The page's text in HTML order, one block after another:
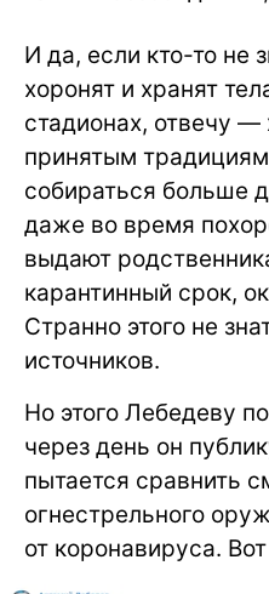
И да, если кто-то не
хоронят и хранят
стадионах, отвечу
принятым
собираться больше
даже во время
выдают
карантинный срок,
Странно этого не
источников.
Но этого Лебедеву
через день он
пытается сравнить
огнестрельного
от коронавируса. Вот